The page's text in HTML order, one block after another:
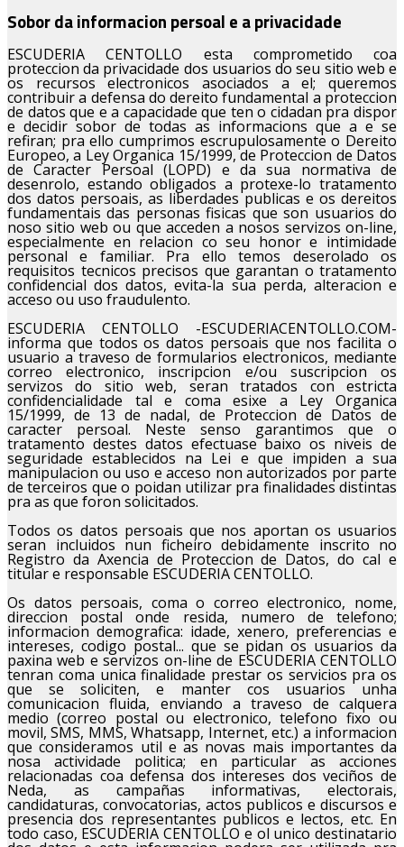
Sobor da informacion persoal e a privacidade
ESCUDERIA CENTOLLO esta comprometido coa
proteccion da privacidade dos usuarios do seu sitio web e
os recursos electronicos asociados a el; queremos
contribuir a defensa do dereito fundamental a proteccion
de datos que e a capacidade que ten o cidadan pra dispor
e decidir sobor de todas as informacions que a e se
refiran; pra ello cumprimos escrupulosamente o Dereito
Europeo, a Ley Organica 15/1999, de Proteccion de Datos
de Caracter Persoal (LOPD) e da sua normativa de
desenrolo, estando obligados a protexe-lo tratamento
dos datos persoais, as liberdades publicas e os dereitos
fundamentais das personas fisicas que son usuarios do
noso sitio web ou que acceden a nosos servizos on-line,
especialmente en relacion co seu honor e intimidade
personal e familiar. Pra ello temos deserolado os
requisitos tecnicos precisos que garantan o tratamento
confidencial dos datos, evita-la sua perda, alteracion e
acceso ou uso fraudulento.
ESCUDERIA CENTOLLO -ESCUDERIACENTOLLO.COM-
informa que todos os datos persoais que nos facilita o
usuario a traveso de formularios electronicos, mediante
correo electronico, inscripcion e/ou suscripcion os
servizos do sitio web, seran tratados con estricta
confidencialidade tal e coma esixe a Ley Organica
15/1999, de 13 de nadal, de Proteccion de Datos de
caracter persoal. Neste senso garantimos que o
tratamento destes datos efectuase baixo os niveis de
seguridade establecidos na Lei e que impiden a sua
manipulacion ou uso e acceso non autorizados por parte
de terceiros que o poidan utilizar pra finalidades distintas
pra as que foron solicitados.
Todos os datos persoais que nos aportan os usuarios
seran incluidos nun ficheiro debidamente inscrito no
Registro da Axencia de Proteccion de Datos, do cal e
titular e responsable ESCUDERIA CENTOLLO.
Os datos persoais, coma o correo electronico, nome,
direccion postal onde resida, numero de telefono;
informacion demografica: idade, xenero, preferencias e
intereses, codigo postal... que se pidan os usuarios da
paxina web e servizos on-line de ESCUDERIA CENTOLLO
tenran coma unica finalidade prestar os servicios pra os
que se soliciten, e manter cos usuarios unha
comunicacion fluida, enviando a traveso de calquera
medio (correo postal ou electronico, telefono fixo ou
movil, SMS, MMS, Whatsapp, Internet, etc.) a informacion
que consideramos util e as novas mais importantes da
nosa actividade politica; en particular as acciones
relacionadas coa defensa dos intereses dos veciños de
Neda, as campañas informativas, electorais,
candidaturas, convocatorias, actos publicos e discursos e
presencia dos representantes publicos e lectos, etc. En
todo caso, ESCUDERIA CENTOLLO e ol unico destinatario